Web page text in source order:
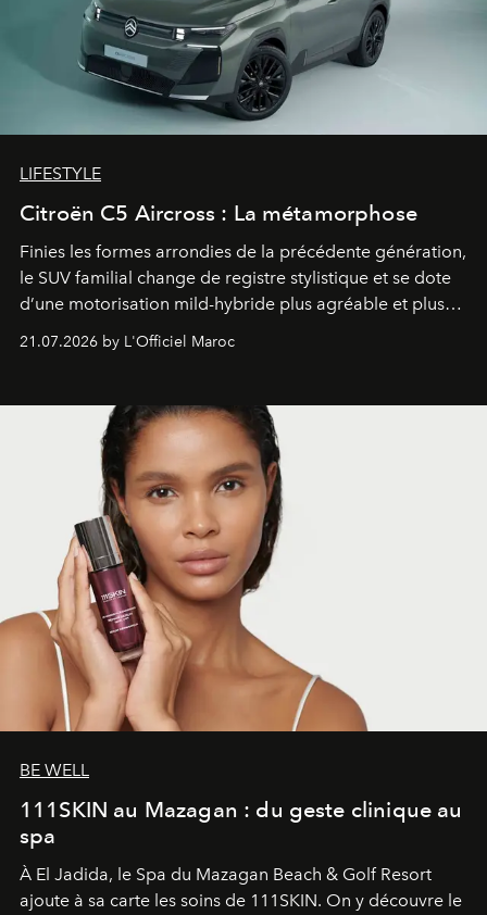
LIFESTYLE
Citroën C5 Aircross : La métamorphose
Finies les formes arrondies de la précédente génération,
le SUV familial change de registre stylistique et se dote
d’une motorisation mild-hybride plus agréable et plus
économe. à n’en pas douter, le nouveau C5 Aircross a
gagné en maturité.
21.07.2026 by L'Officiel Maroc
BE WELL
111SKIN au Mazagan : du geste clinique au
spa
À El Jadida, le Spa du Mazagan Beach & Golf Resort
ajoute à sa carte les soins de 111SKIN. On y découvre le